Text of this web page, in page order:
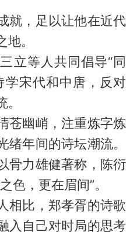
就，足以让他在近代
。
立等人共同倡导“同
学宋代和中唐，反对
苍幽峭，注重炼字炼
绪年间的诗坛潮流。
骨力雄健著称，陈衍
色，更在眉间”。
相比，郑孝胥的诗歌
入自己对时局的思考